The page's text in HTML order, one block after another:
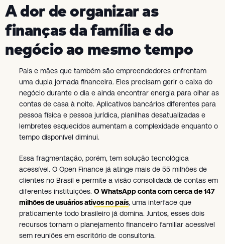
A dor de organizar as
finanças da família e do
negócio ao mesmo tempo
Pais e mães que também são empreendedores enfrentam
uma dupla jornada financeira. Eles precisam gerir o caixa do
negócio durante o dia e ainda encontrar energia para olhar as
contas de casa à noite. Aplicativos bancários diferentes para
pessoa física e pessoa jurídica, planilhas desatualizadas e
lembretes esquecidos aumentam a complexidade enquanto o
tempo disponível diminui.
Essa fragmentação, porém, tem solução tecnológica
acessível. O Open Finance já atinge mais de 55 milhões de
clientes no Brasil e permite a visão consolidada de contas em
diferentes instituições. O WhatsApp conta com cerca de 147
milhões de usuários ativos no país, uma interface que
praticamente todo brasileiro já domina. Juntos, esses dois
recursos tornam o planejamento financeiro familiar acessível
sem reuniões em escritório de consultoria.